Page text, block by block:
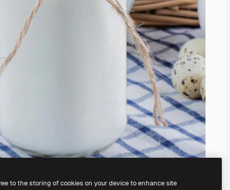
to the storing of cookies on your device to enhance site